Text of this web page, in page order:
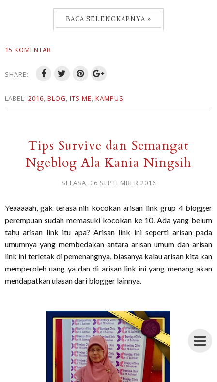
BACA SELENGKAPNYA »
15 KOMENTAR
SHARE:
LABEL: 2016, BLOG, ITS ME, KAMPUS
Tips Survive dan Semangat
Ngeblog Ala Kania Ningsih
SELASA, 06 SEPTEMBER 2016
Yeaaaaah, gak terasa nih kocokan arisan link grup 4 blogger
perempuan sudah memasuki kocokan ke 10. Ada yang belum
tahu arisan link itu apa? Arisan link ini seperti arisan pada
umumnya yang membedakan antara arisan umum dan arisan
link ini terletak di pemenangnya, biasanya kalau arisan kita kan
memperoleh uang ya dan di arisan link ini yang menang akan
mendapatkan ulasan dari blogger lainnya.